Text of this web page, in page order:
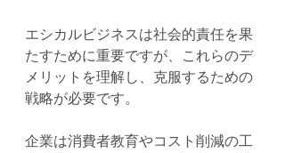
エシカルビジネスは社会的責任を果
たすために重要ですが、これらのデ
メリットを理解し、克服するための
戦略が必要です。
企業は消費者教育やコスト削減の工